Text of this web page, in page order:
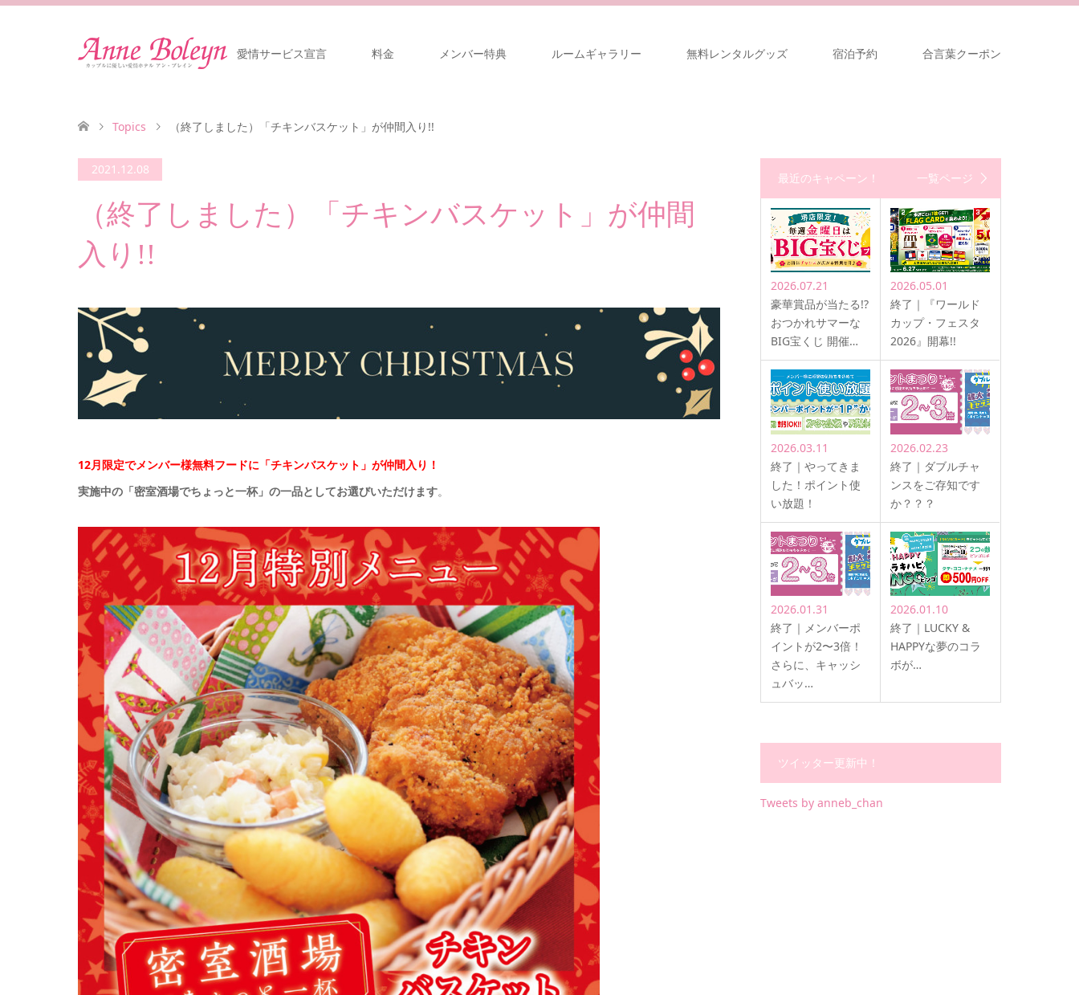
愛情サービス宣言 料金 メンバー特典 ルームギャラリー 無料レンタルグッズ 宿泊予約 合言葉クーポン
Topics （終了しました）「チキンバスケット」が仲間入り!!
2021.12.08
（終了しました）「チキンバスケット」が仲間
入り!!
12月限定でメンバー様無料フードに「チキンバスケット」が仲間入り！
実施中の「密室酒場でちょっと一杯」の一品としてお選びいただけます。
最近のキャペーン！ 一覧ページ
2026.07.21
豪華賞品が当たる!?
おつかれサマーな
BIG宝くじ 開催…
2026.05.01
終了｜『ワールド
カップ・フェスタ
2026』開幕!!
2026.03.11
終了｜やってきま
した！ポイント使
い放題！
2026.02.23
終了｜ダブルチャ
ンスをご存知です
か？？？
2026.01.31
終了｜メンバーポ
イントが2〜3倍！
さらに、キャッシ
ュバッ…
2026.01.10
終了｜LUCKY &
HAPPYな夢のコラ
ボが…
ツイッター更新中！
Tweets by anneb_chan